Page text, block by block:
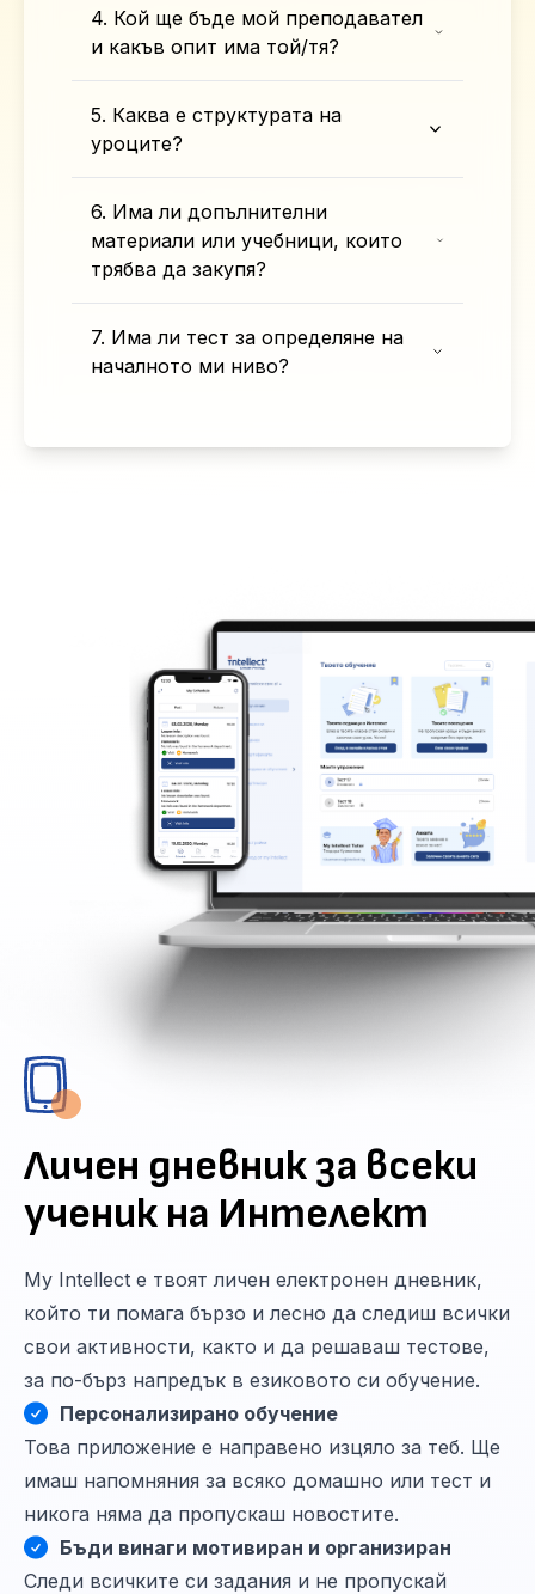
4. Кой ще бъде мой преподавател
и какъв опит има той/тя?
5. Каква е структурата на
уроците?
6. Има ли допълнителни
материали или учебници, които
трябва да закупя?
7. Има ли тест за определяне на
началното ми ниво?
Личен дневник за всеки
ученик на Интелект
My Intellect е твоят личен електронен дневник,
който ти помага бързо и лесно да следиш всички
свои активности, както и да решаваш тестове,
за по-бърз напредък в езиковото си обучение.
Персонализирано обучение
Това приложение е направено изцяло за теб. Ще
имаш напомняния за всяко домашно или тест и
никога няма да пропускаш новостите.
Бъди винаги мотивиран и организиран
Следи всичките си задания и не пропускай